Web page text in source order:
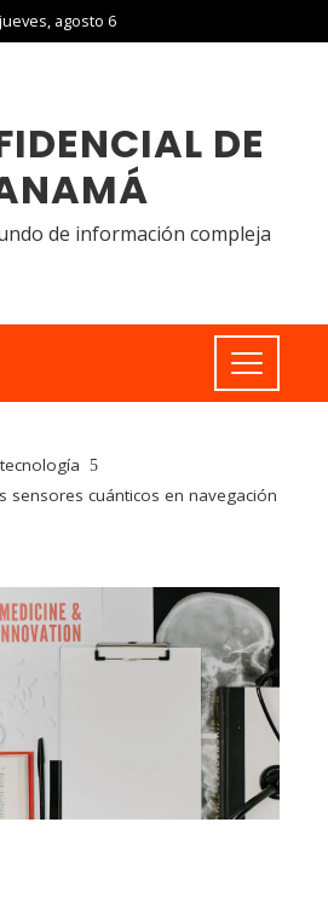
jueves, agosto 6
DE
de información compleja
sensores cuánticos en navegación